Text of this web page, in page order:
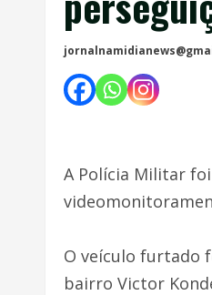
A Polícia Militar
O veículo furtado
bairro Victor